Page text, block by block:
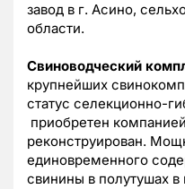
завод в г. Асино,
области.
Свиноводческий
крупнейших
статус селекционно-
приобретен
реконструирован.
единовременного
свинины в полутушах в